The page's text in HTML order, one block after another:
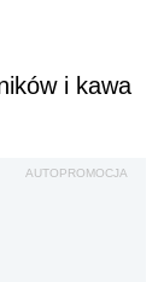
i kawa
AUTOPROMOCJA